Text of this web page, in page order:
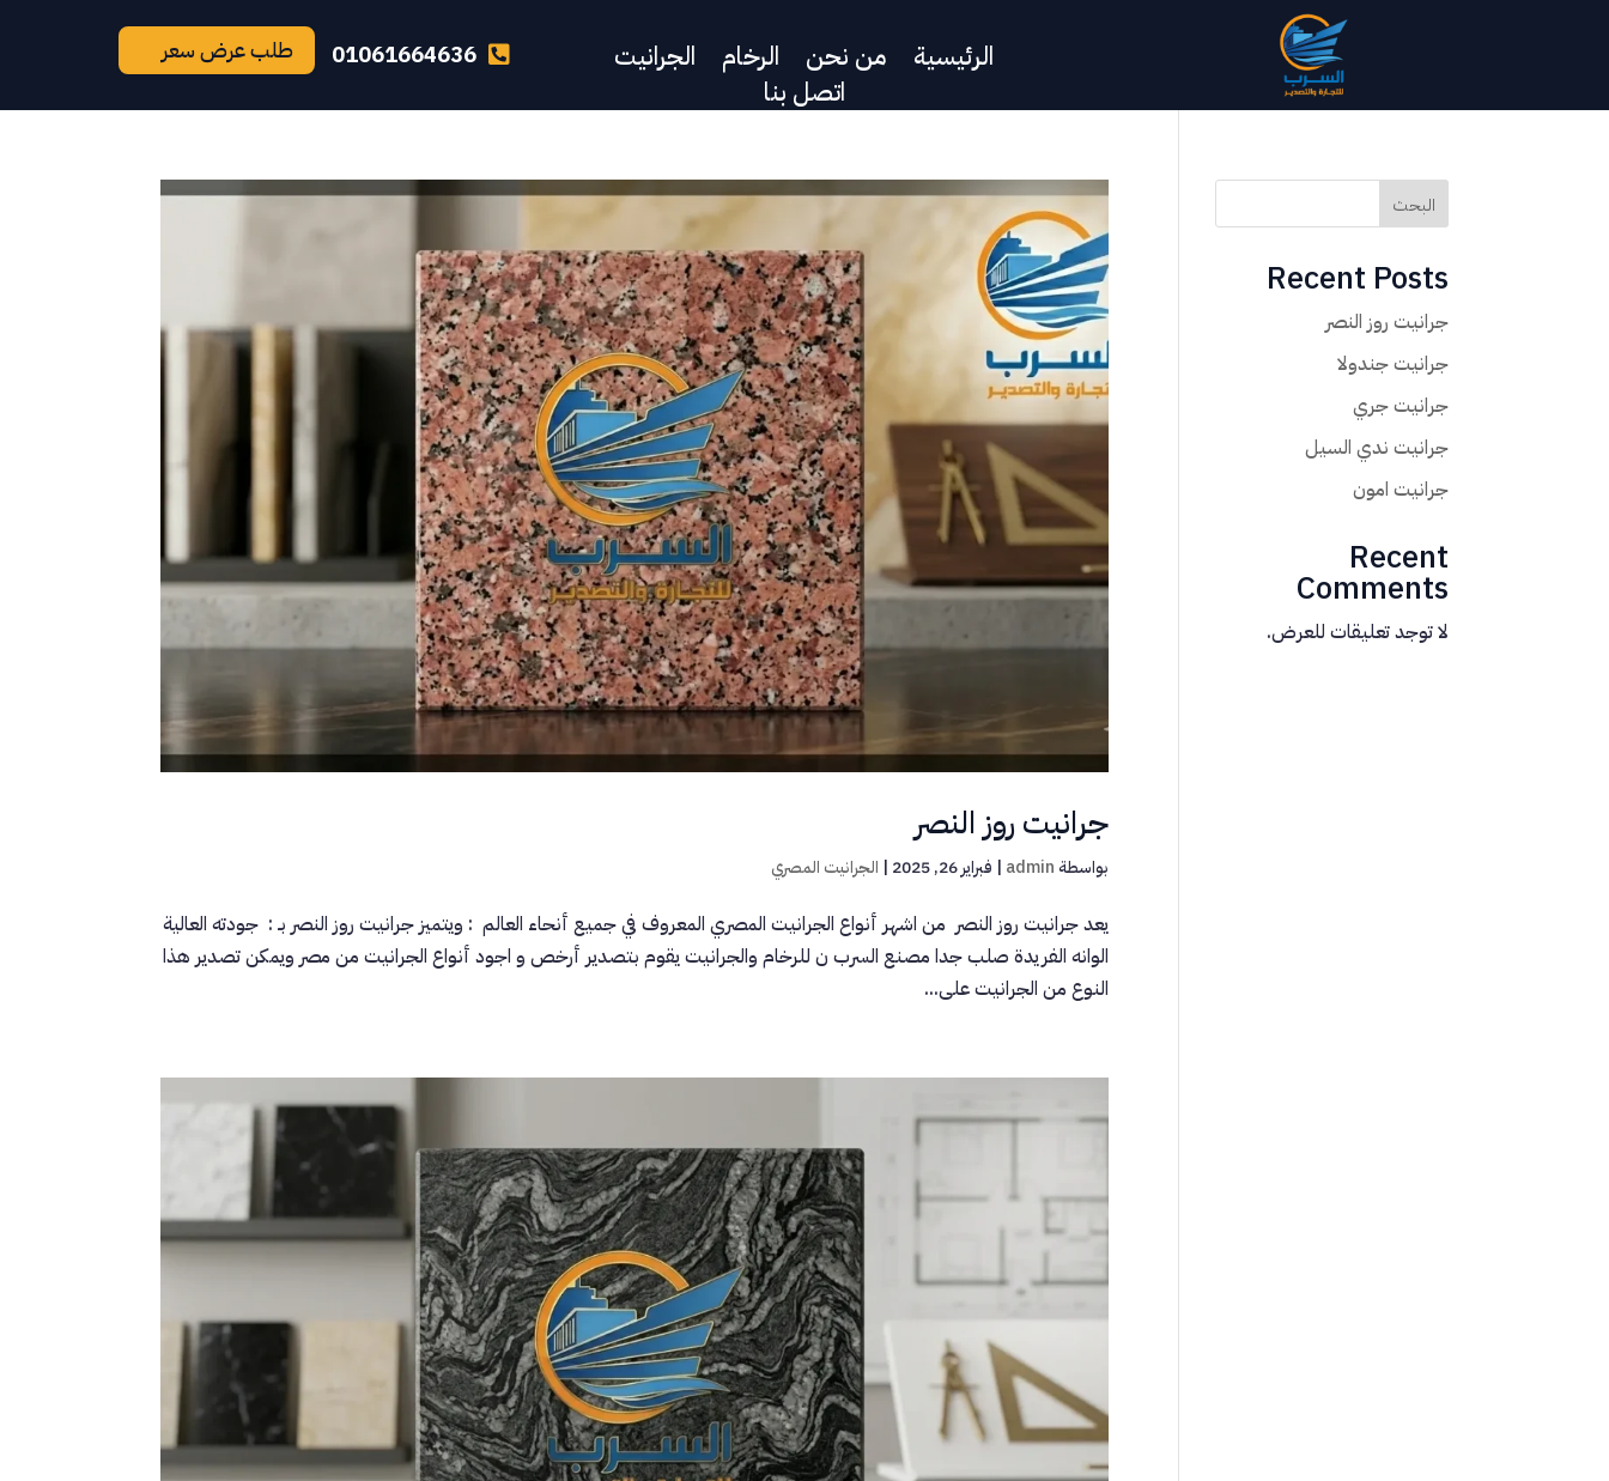

01061664636 طلب عرض سعر الرئيسية من نحن الرخام
الجرانيت
اتصل بنا
جرانيت روز النصر
بواسطة admin
| فبراير 26, 2025 | الجرانيت المصري
يعد جرانيت روز النصر من اشهر أنواع الجرانيت المصري المعروف في جميع أنحاء العالم : ويتميز جرانيت روز النصر بـ : جودته العالية
الوانه الفريدة صلب جدا مصنع السرب ن للرخام والجرانيت يقوم بتصدير أرخص و اجود أنواع الجرانيت من مصر ويمكن تصدير هذا
النوع من الجرانيت على...
البحث
Recent Posts
جرانيت روز النصر
جرانيت جندولا
جرانيت جري
جرانيت ندي السيل
جرانيت امون
Recent
Comments
لا توجد تعليقات للعرض.